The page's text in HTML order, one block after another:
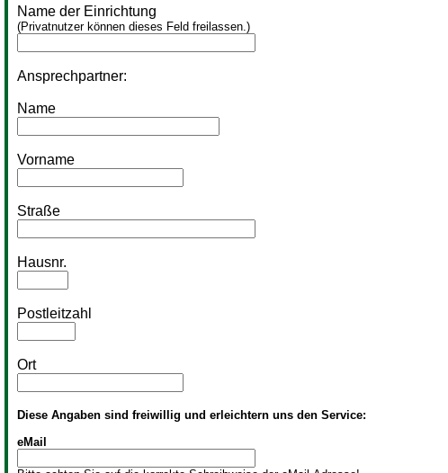
Name der Einrichtung
(Privatnutzer können dieses Feld freilassen.)
Ansprechpartner:
Name
Vorname
Straße
Hausnr.
Postleitzahl
Ort
Diese Angaben sind freiwillig und erleichtern uns den Service:
eMail